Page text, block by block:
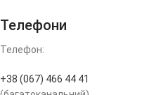
Телефони
Телефон:
+38 (067) 466 44 41